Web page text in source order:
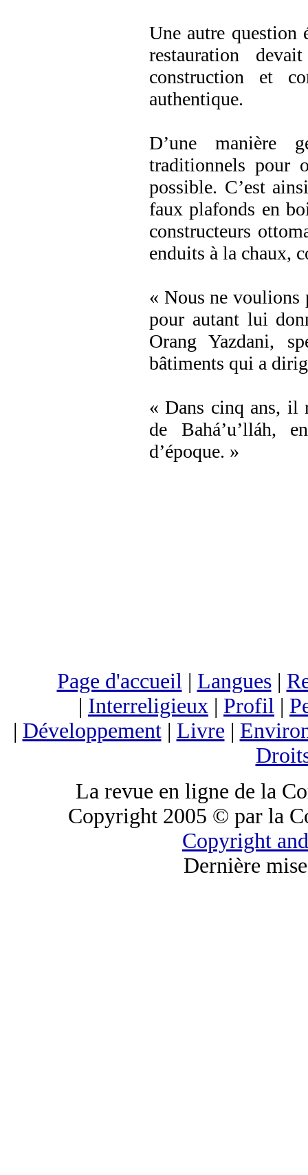
Une autre question
restauration
construction et
authentique.
D’une manière
traditionnels pour
possible. C’est
faux plafonds en
constructeurs
enduits à la chaux,
« Nous ne voulions
pour autant lui
Orang Yazdani,
bâtiments qui a
« Dans cinq ans, il
de Bahá’u’lláh,
d’époque. »
Page d'accueil| Langues|
| Interreligieux | Profil |
| Développement| Livre |
La revue en ligne de la
Copyright 2005 © par la
Copyright
Dernière